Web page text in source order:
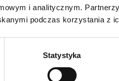
i analitycznym.
podczas korzystania z
Statystyka